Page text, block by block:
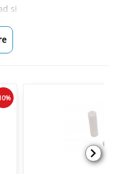
si